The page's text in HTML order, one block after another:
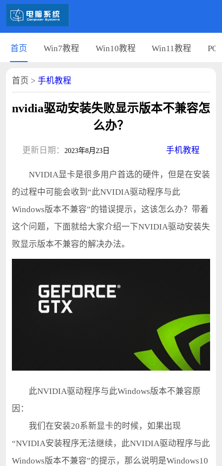
首页 Win7教程 Win10教程 Win11教程 PC
首页 > 手机教程
nvidia驱动安装失败显示版本不兼容怎
么办？
更新日期： 2023年8月23日 手机教程
NVIDIA显卡是很多用户首选的硬件，但是在安装
的过程中可能会收到“此NVIDIA驱动程序与此
Windows版本不兼容”的错误提示，这该怎么办？带着
这个问题，下面就给大家介绍一下NVIDIA驱动安装失
败显示版本不兼容的解决办法。
此NVIDIA驱动程序与此Windows版本不兼容原
因：
我们在安装20系新显卡的时候，如果出现
“NVIDIA安装程序无法继续，此NVIDIA驱动程序与此
Windows版本不兼容”的提示，那么说明是Windows10